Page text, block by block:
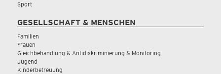
Sport
GESELLSCHAFT & MENSCHEN
Familien
Frauen
Gleichbehandlung & Antidiskriminierung & Monitoring
Jugend
Kinderbetreuung